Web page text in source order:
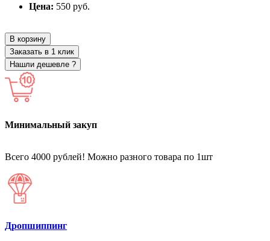
Цена: 550 руб.
В корзину
Заказать в 1 клик
Нашли дешевле ?
Минимальный закуп
Всего 4000 рублей! Можно разного товара по 1шт
Дропшиппинг